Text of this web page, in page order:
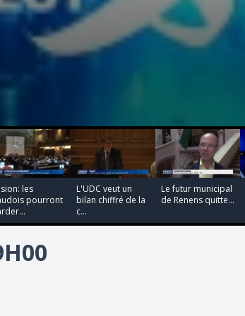
les
pourront
L'UDC veut un
bilan chiffré de la
c...
Le futur municipal
de Renens quitte...